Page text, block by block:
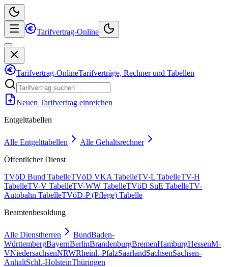
Tarifvertrag-Online
Tarifvertrag-OnlineTarifverträge, Rechner und Tabellen
Neuen Tarifvertrag einreichen
Entgelttabellen
Alle Entgelttabellen
Alle Gehaltsrechner
Öffentlicher Dienst
TVöD Bund TabelleTVöD VKA TabelleTV-L TabelleTV-H
TabelleTV-V TabelleTV-WW TabelleTVöD SuE TabelleTV-
Autobahn TabelleTVöD-P (Pflege) Tabelle
Beamtenbesoldung
Alle Dienstherren BundBaden-
WürttembergBayernBerlinBrandenburgBremenHamburgHessenM-
VNiedersachsenNRWRheinl.-PfalzSaarlandSachsenSachsen-
AnhaltSchl.-HolsteinThüringen